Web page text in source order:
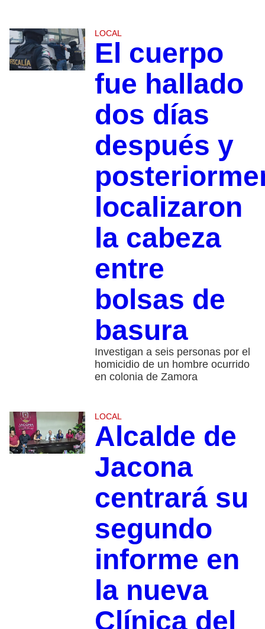
LOCAL
El cuerpo
fue hallado
dos días
después y
localizaron
la cabeza
entre
bolsas de
basura
Investigan a seis personas por el
homicidio de un hombre ocurrido
en colonia de Zamora
LOCAL
Alcalde de
Jacona
centrará su
segundo
informe en
la nueva
Clínica del